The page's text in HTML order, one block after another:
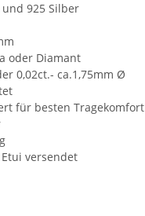
925 Silber
oder Diamant
0,02ct.- ca.1,75mm Ø
für besten Tragekomfort
versendet